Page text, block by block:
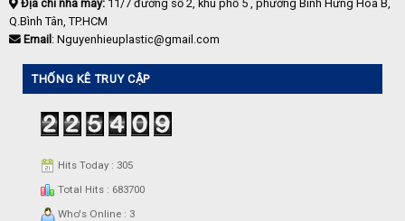
Địa chỉ nhà máy: 11/7 đường số 2, khu phố 5 , phường Bình Hưng Hoà B,
Q.Bình Tân, TP.HCM
Email : Nguyenhieuplastic@gmail.com
THỐNG KÊ TRUY CẬP
Hits Today : 305
Total Hits : 683700
Who's Online : 3